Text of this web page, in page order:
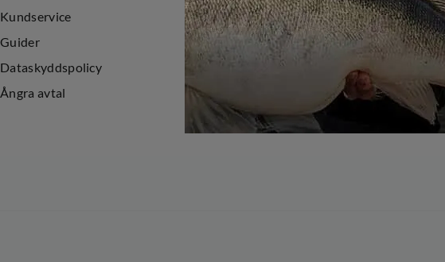
Kundservice
Guider
Dataskyddspolicy
Ångra avtal
Nyheter
Kampanjer